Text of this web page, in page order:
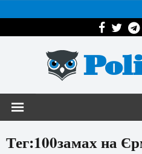
Тег:100замах на